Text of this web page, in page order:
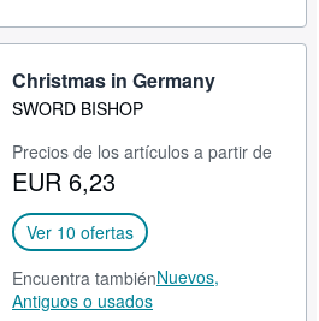
Christmas in Germany
SWORD BISHOP
Precios de los artículos a partir de
EUR 6,23
Ver 10 ofertas
Encuentra tambiénNuevos,
Antiguos o usados